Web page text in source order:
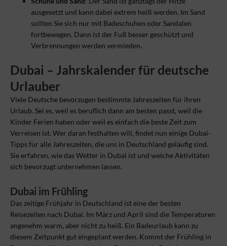
ausgesetzt und kann dabei extrem heiß werden. Im Sand
sollten Sie sich nur mit Badeschuhen oder Sandalen
fortbewegen. Dann ist der Fuß besser geschützt und
Verbrennungen werden vermieden.
Dubai – Jahrskalender für deutsche
Urlauber
Viele Deutsche bevorzugen bestimmte Jahreszeiten für ihren
Urlaub. Sei es, weil es beruflich dann am besten passt, weil die
Kinder Ferien haben oder weil es einfach die beste Zeit zum
Verreisen ist. Wer daran festhalten will, findet nun einige Dubai-
Tipps für alle Jahreszeiten, die uns in Deutschland geläufig sind.
Sie erfahren, wie das Wetter in Dubai ist und welche Aktivitäten
sich bevorzugt unternehmen lassen.
Dubai im Frühling
Das zeitige Frühjahr in Deutschland ist eine der besten
Reisezeiten nach Dubai. Im März und April sind die Temperaturen
angenehm warm, aber nicht zu heiß. Ein Badeurlaub kann zu
diesem Zeitpunkt gut eingeplant werden. Kommt der Frühling in